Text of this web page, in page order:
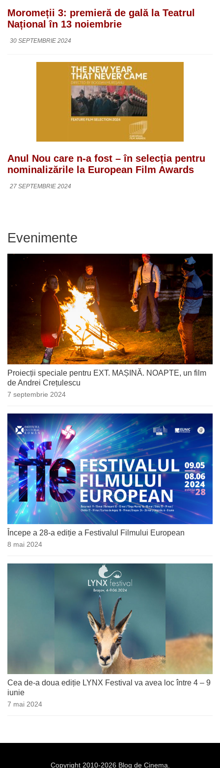
Moromeții 3: premieră de gală la Teatrul
Național în 13 noiembrie
30 SEPTEMBRIE 2024
Anul Nou care n-a fost – în selecția pentru
nominalizările la European Film Awards
27 SEPTEMBRIE 2024
Evenimente
Proiecții speciale pentru EXT. MAȘINĂ. NOAPTE, un film
de Andrei Crețulescu
7 septembrie 2024
Începe a 28-a ediție a Festivalul Filmului European
8 mai 2024
Cea de-a doua ediție LYNX Festival va avea loc între 4 – 9
iunie
7 mai 2024
Copyright 2010-2026 Blog de Cinema.